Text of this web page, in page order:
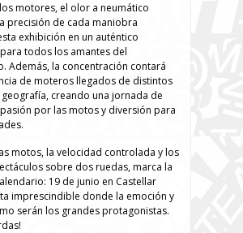
motores, el olor a neumático
precisión de cada maniobra
exhibición en un auténtico
todos los amantes del
Además, la concentración contará
de moteros llegados de distintos
creando una jornada de
por las motos y diversión para
motos, la velocidad controlada y los
sobre dos ruedas, marca la
19 de junio en Castellar
imprescindible donde la emoción y
serán los grandes protagonistas.